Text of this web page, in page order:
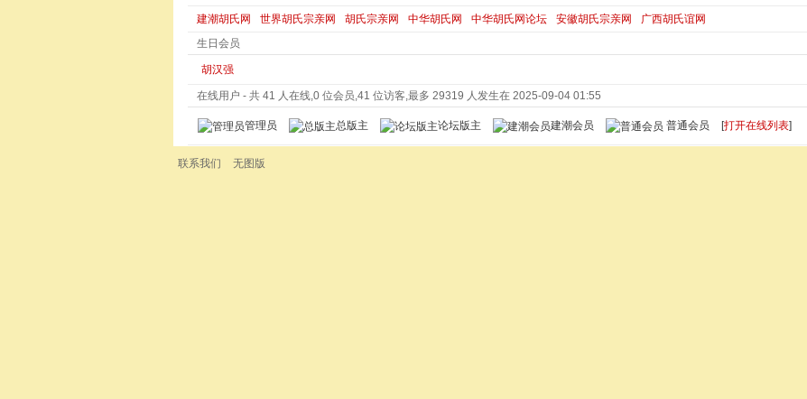
建潮胡氏网 世界胡氏宗亲网 胡氏宗亲网 中华胡氏网 中华胡氏网论坛 安徽胡氏宗亲网
广西胡氏谊网
生日会员
胡汉强
在线用户 - 共 41 人在线,0 位会员,41 位访客,最多 29319 人发生在 2025-09-04 01:55
管理员 总版主 论坛版主 建潮会员 普通会员 [打开在线列表]
联系我们 无图版